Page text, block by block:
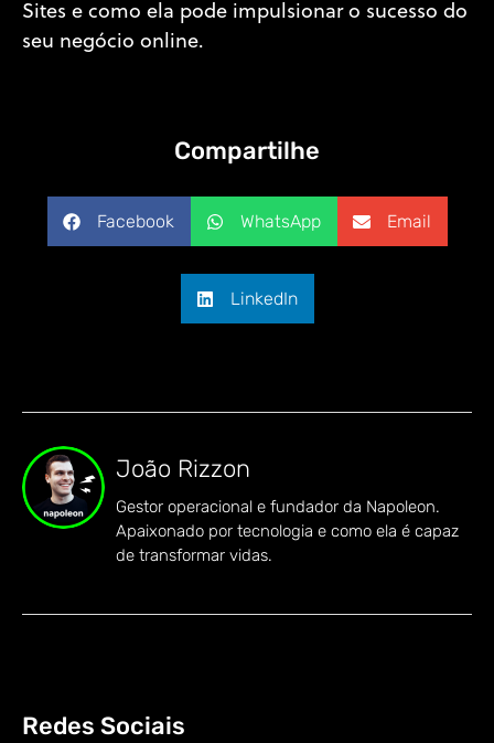
Sites e como ela pode impulsionar o sucesso do
seu negócio online.
Compartilhe
Facebook WhatsApp Email
LinkedIn
João Rizzon
Gestor operacional e fundador da Napoleon.
Apaixonado por tecnologia e como ela é capaz
de transformar vidas.
Redes Sociais